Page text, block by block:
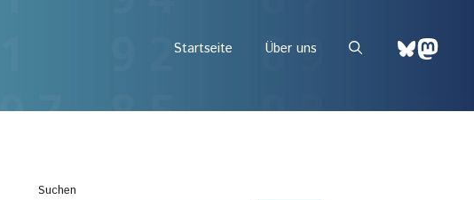
Startseite Über uns Bluesky
Suchen